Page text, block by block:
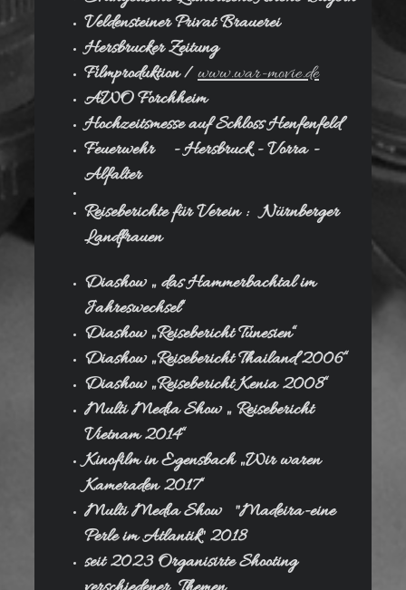
Veldensteiner Privat Brauerei
Hersbrucker Zeitung
Filmproduktion /www.war-movie.de
AWO Forchheim
Hochzeitsmesse auf Schloss Henfenfeld
Feuerwehr - Hersbruck - Vorra -
Alfalter
Reiseberichte für Verein : Nürnberger
Landfrauen
Diashow „ das Hammerbachtal im
Jahreswechsel“
Diashow „Reisebericht Tunesien“
Diashow „Reisebericht Thailand 2006“
Diashow „Reisebericht Kenia 2008“
Multi Media Show „ Reisebericht
Vietnam 2014“
Kinofilm in Egensbach „Wir waren
Kameraden 2017“
Multi Media Show "Madeira-eine
Perle im Atlantik" 2018
seit 2023 Organisirte Shooting